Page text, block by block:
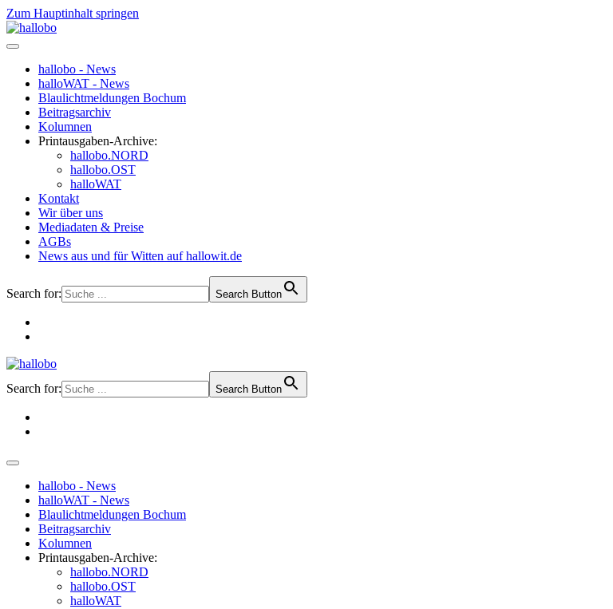
Zum Hauptinhalt springen
hallobo - News
halloWAT - News
Blaulichtmeldungen Bochum
Beitragsarchiv
Kolumnen
Printausgaben-Archive:
hallobo.NORD
hallobo.OST
halloWAT
Kontakt
Wir über uns
Mediadaten & Preise
AGBs
News aus und für Witten auf hallowit.de
Search for: Search Button
Search for: Search Button
hallobo - News
halloWAT - News
Blaulichtmeldungen Bochum
Beitragsarchiv
Kolumnen
Printausgaben-Archive:
hallobo.NORD
hallobo.OST
halloWAT